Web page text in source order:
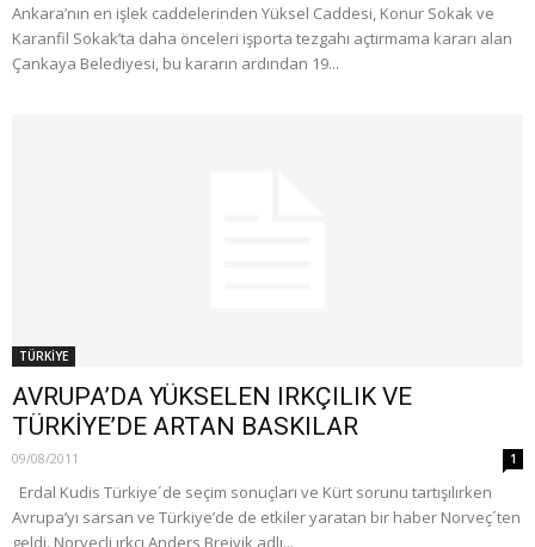
Ankara’nın en işlek caddelerinden Yük­sel Caddesi, Konur Sokak ve
Karanfil Sokak’ta daha önceleri işporta tezgahı aç­tırmama kararı alan
Çankaya Belediyesi, bu kararın ardından 19...
TÜRKİYE
AVRUPA’DA YÜKSELEN IRKÇILIK VE
TÜRKİYE’DE ARTAN BASKILAR
09/08/2011 1
Erdal Kudis Türkiye´de seçim sonuçları ve Kürt sorunu tartışılırken
Avrupa’yı sarsan ve Türkiye’de de etkiler yaratan bir haber Norveç´ten
geldi. Norveçli ırkçı Anders Breivik adlı...